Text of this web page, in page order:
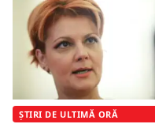
ȘTIRI DE ULTIMĂ ORĂ